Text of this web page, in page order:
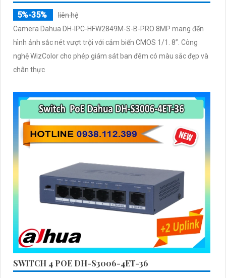
5%-35%
liên hệ
Camera Dahua DH-IPC-HFW2849M-S-B-PRO 8MP mang đến
hình ảnh sắc nét vượt trội với cảm biến CMOS 1/1. 8”. Công
nghệ WizColor cho phép giám sát ban đêm có màu sắc đẹp và
chân thực
SWITCH 4 POE DH-S3006-4ET-36